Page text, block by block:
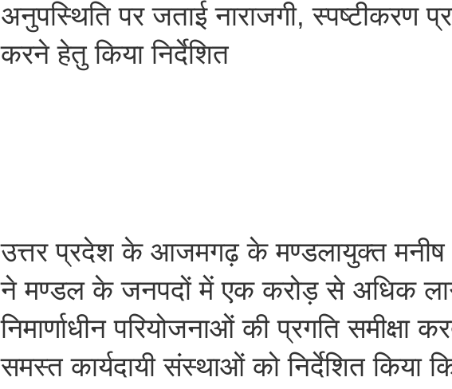
अनुपस्थिति पर जताई नाराजगी, स्पष्टीकरण
करने हेतु किया निर्देशित
उत्तर प्रदेश के आजमगढ़ के मण्डलायुक्त मनीष
ने मण्डल के जनपदों में एक करोड़ से अधिक
निमार्णाधीन परियोजनाओं की प्रगति समीक्षा
समस्त कार्यदायी संस्थाओं को निर्देशित किया